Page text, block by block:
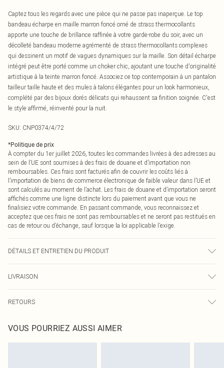
Captez tous les regards avec une pièce qui ne passe pas inaperçue. Le top
bandeau écharpe en maille marron foncé orné de strass thermocollants
apporte une touche de brillance raffinée à votre garde-robe du soir, avec un
décolleté bandeau moderne agrémenté de strass thermocollants complexes
qui dessinent un motif de vagues dynamiques sur la maille. Son détail écharpe
intégré peut être porté comme un choker chic, ajoutant une touche d'originalité
artistique à la teinte marron foncé. Associez ce top contemporain à un pantalon
tailleur taille haute et des mules à talons élégantes pour un look harmonieux,
complété par des bijoux dorés délicats qui rehaussent sa finition soignée. C'est
le style affirmé, réinventé pour la nuit.
SKU: CNP0374/4/72
*Politique de prix
À compter du 1er juillet 2026, toutes les commandes livrées à des adresses au
sein de l’UE sont soumises à des frais de douane et d’importation non
remboursables. Ces frais sont facturés afin de couvrir les coûts liés à
l’importation de biens de commerce électronique de faible valeur dans l’UE et
sont calculés au moment de l’achat. Les frais de douane et d’importation seront
affichés comme une ligne distincte lors du paiement avant que vous ne
finalisiez votre commande. En passant commande, vous reconnaissez et
acceptez que ces frais ne sont pas remboursables et ne seront pas restitués en
cas de retour ou d’échange, sauf lorsque la loi applicable l’exige.
DÉTAILS ET ENTRETIEN DU PRODUIT
couleur peut déteindre.
LIVRAISON
Livraison express France
Jusqu'à 2-3 jours ouvrables
RETOURS
pour nous retourner un article.
Veuillez noter que nous ne pouvons pas rembourser les masques tendance, les
VOUS POURRIEZ AUSSI AIMER